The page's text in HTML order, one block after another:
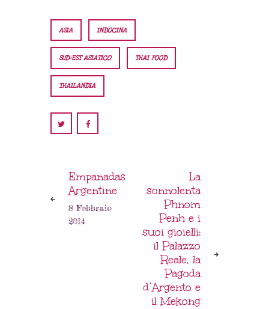
ASIA INDOCINA
SUD-EST ASIATICO THAI FOOD
THAILANDIA
Empanadas
Argentine
8 Febbraio
2014
La
sonnolenta
Phnom
Penh e i
suoi gioielli:
il Palazzo
Reale, la
Pagoda
d’Argento e
il Mekong